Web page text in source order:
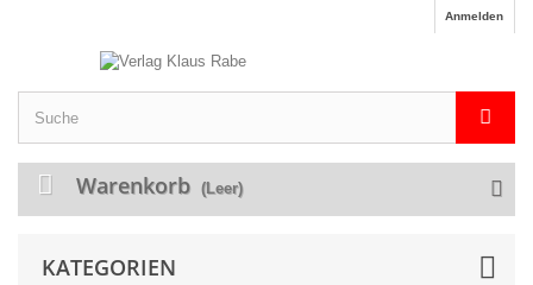
Anmelden
Warenkorb (Leer)
KATEGORIEN